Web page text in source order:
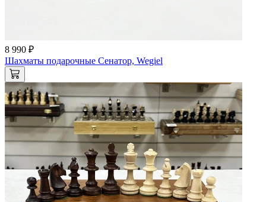
8 990 ₽
Шахматы подарочные Сенатор, Wegiel